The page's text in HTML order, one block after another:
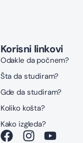
Korisni linkovi
Odakle da počnem?
Šta da studiram?
Gde da studiram?
Koliko košta?
Kako izgleda?